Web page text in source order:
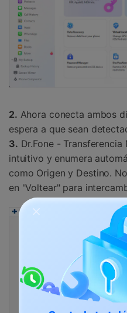
2. Ahora conecta ambos
espera a que sean
3. Dr.Fone -
intuitivo y enumera
como Origen y Destino.
en "Voltear" para